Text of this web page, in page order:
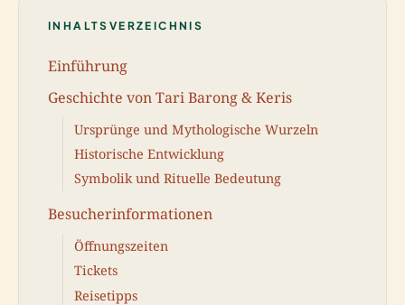
INHALTSVERZEICHNIS
Einführung
Geschichte von Tari Barong & Keris
Ursprünge und Mythologische Wurzeln
Historische Entwicklung
Symbolik und Rituelle Bedeutung
Besucherinformationen
Öffnungszeiten
Tickets
Reisetipps